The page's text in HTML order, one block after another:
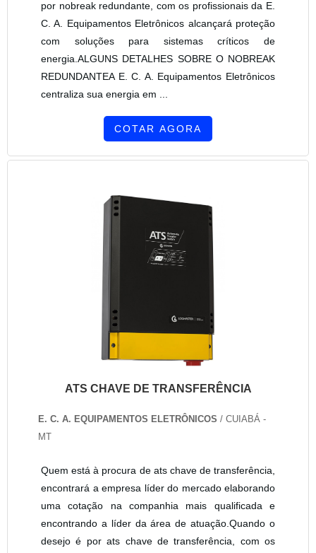
por nobreak redundante, com os profissionais da E.
C. A. Equipamentos Eletrônicos alcançará proteção
com soluções para sistemas críticos de
energia.ALGUNS DETALHES SOBRE O NOBREAK
REDUNDANTEA E. C. A. Equipamentos Eletrônicos
centraliza sua energia em ...
COTAR AGORA
ATS CHAVE DE TRANSFERÊNCIA
E. C. A. EQUIPAMENTOS ELETRÔNICOS / CUIABÁ -
MT
Quem está à procura de ats chave de transferência,
encontrará a empresa líder do mercado elaborando
uma cotação na companhia mais qualificada e
encontrando a líder da área de atuação.Quando o
desejo é por ats chave de transferência, com os